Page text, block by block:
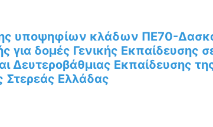
υποψηφίων κλάδων ΠΕ70-
δομές Γενικής Εκπαίδευσης
Δευτεροβάθμιας Εκπαίδευσης
Στερεάς Ελλάδας